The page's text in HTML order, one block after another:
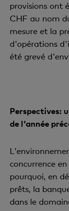
provisions ont
CHF au nom
mesure et la
d'opérations
été grevé
Perspectives:
de l'année
concurrence
pourquoi, en
prêts, la
dans le